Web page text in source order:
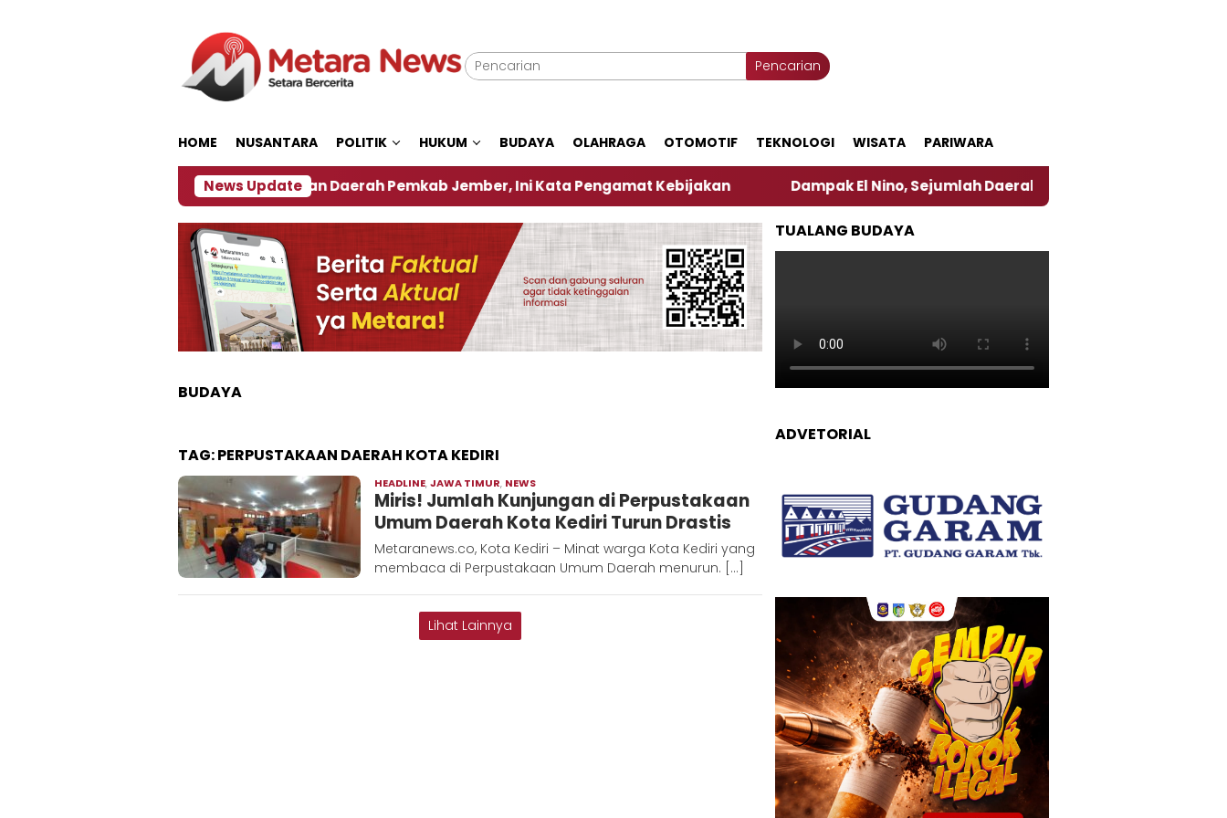
Pencarian
HOME NUSANTARA POLITIK HUKUM BUDAYA OLAHRAGA OTOMOTIF TEKNOLOGI WISATA PARIWARA
News Update
‎Soal Rencana Pinjaman Daerah Pemkab Jember, Ini Kata Pengamat Kebijakan ‎ Dampak El Nino, Sejumlah Daerah di Jember Alami Krisi Air
BUDAYA
TAG:PERPUSTAKAAN DAERAH KOTA KEDIRI
HEADLINE,JAWA TIMUR, NEWS
Hadi
Miris! Jumlah Kunjungan di Perpustakaan
Umum Daerah Kota Kediri Turun Drastis
Metaranews.co, Kota Kediri – Minat warga Kota Kediri yang
membaca di Perpustakaan Umum Daerah menurun. […]
Lihat Lainnya
TUALANG BUDAYA
ADVETORIAL